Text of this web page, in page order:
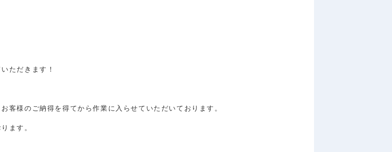
ただきます！
客様のご納得を得てから作業に入らせていただいております。
ます。